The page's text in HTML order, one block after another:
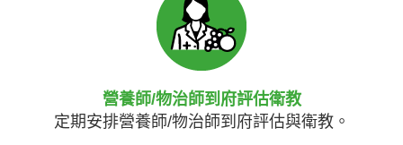
營養師/物治師到府評估衛教
定期安排營養師/物治師到府評估與衛教。